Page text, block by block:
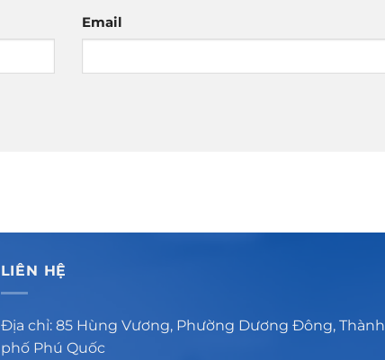
Email
LIÊN HỆ
Địa chỉ: 85 Hùng Vương, Phường Dương Đông, Thành
phố Phú Quốc